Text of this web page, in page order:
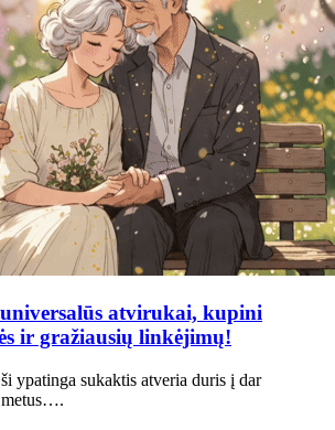
atvirukai, kupini
ir gražiausių linkėjimų!
ypatinga sukaktis atveria duris į dar
metus….